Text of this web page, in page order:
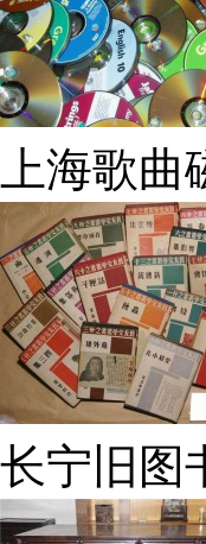
上海歌
长宁旧图